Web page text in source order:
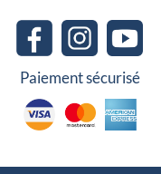
Paiement sécurisé